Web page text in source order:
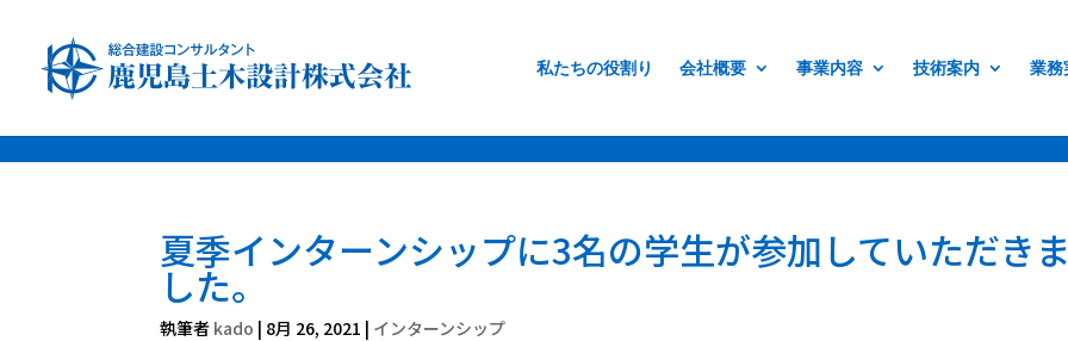
私たちの役割り 会社概要 事業内容 技術案内 業務
夏季インターンシップに3名の学生が参加していただき
した。
執筆者 kado | 8月 26, 2021 | インターンシップ